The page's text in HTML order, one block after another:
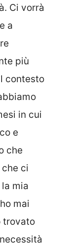
Ci vorrà
a
più
contesto
in cui
e
che
ci
mia
mai
trovato